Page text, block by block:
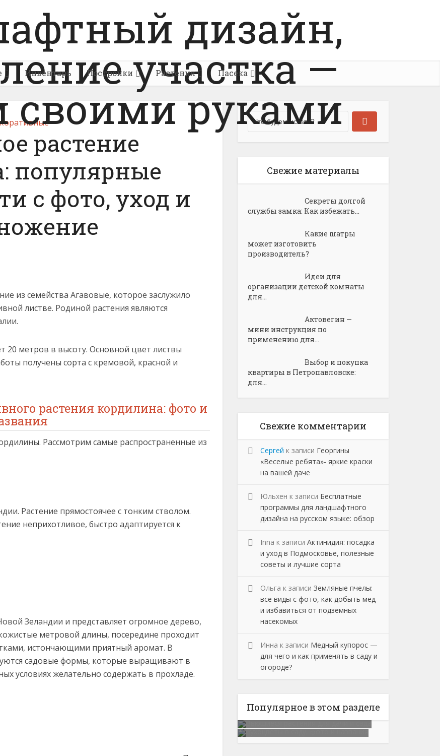
Инвентарь Постройки Растения Пасека
растение
популярные
с фото, уход и
из семейства Агавовые, которое заслужило
листве. Родиной растения являются
20 метров в высоту. Основной цвет листвы
получены сорта с кремовой, красной и
растения кордилина: фото и
Рассмотрим самые распространенные из
Растение прямостоячее с тонким стволом.
неприхотливое, быстро адаптируется к
Зеландии и представляет огромное дерево,
метровой длины, посередине проходит
истончающими приятный аромат. В
садовые формы, которые выращивают в
условиях желательно содержать в прохладе.
Свежие материалы
Секреты долгой
службы замка: Как избежать...
Какие шатры
может изготовить
производитель?
Идеи для
организации детской комнаты
для...
Актовегин —
мини инструкция по
применению для...
Выбор и покупка
квартиры в Петропавловске:
для...
Свежие комментарии
Сергей к записи Георгины
«Веселые ребята»- яркие краски
на вашей даче
Юльхен к записи Бесплатные
программы для ландшафтного
дизайна на русском языке: обзор
Inna к записи Актинидия: посадка
и уход в Подмосковье, полезные
советы и лучшие сорта
Ольга к записи Земляные пчелы:
все виды с фото, как добыть мед
и избавиться от подземных
насекомых
Инна к записи Медный купорос —
для чего и как применять в саду и
огороде?
Популярное в этом разделе